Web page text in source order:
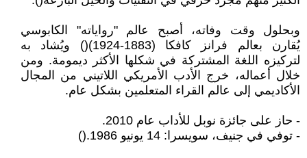
وبحلول وقت وفاته، أصبح عالم "رواياته" الكابوسي
يُقارن بعالم فرانز كافكا (1883-1924)() ويُشاد به
لتركيزه اللغة المشتركة في شكلها الأكثر ديمومة. ومن
خلال أعماله، خرج الأدب الأمريكي اللاتيني من المجال
الأكاديمي إلى عالم القراء المتعلمين بشكل عام.
- حاز على جائزة نوبل للأداب عام 2010.
- توفي في جنيف، سويسرا: 14 يونيو 1986.()